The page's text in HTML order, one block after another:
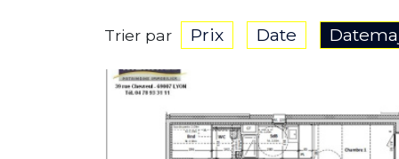
Trier par Prix Date